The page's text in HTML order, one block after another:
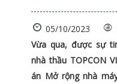
05/10/2023
Vừa qua, được sự
nhà thầu TOPCON
án Mở rộng nhà